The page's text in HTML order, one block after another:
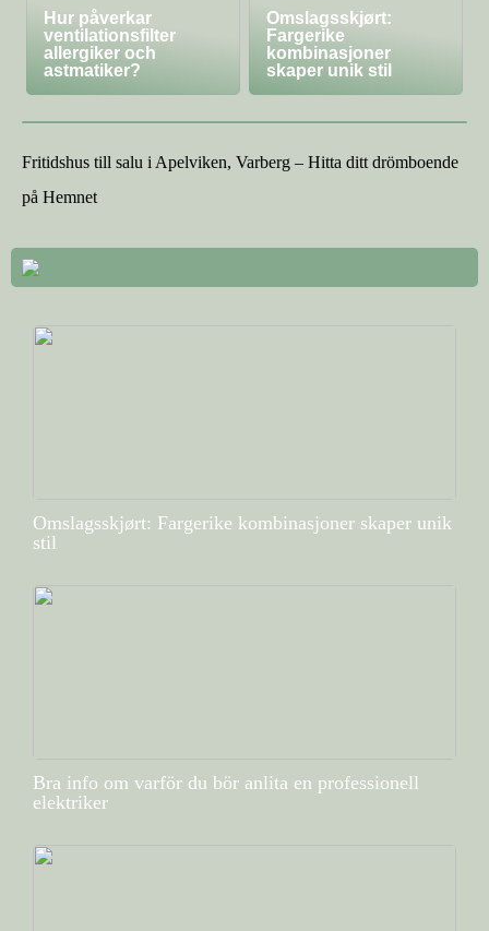
Hur påverkar
ventilationsfilter
allergiker och
astmatiker?
Omslagsskjørt:
Fargerike
kombinasjoner
skaper unik stil
Fritidshus till salu i Apelviken, Varberg – Hitta ditt drömboende
på Hemnet
Omslagsskjørt: Fargerike kombinasjoner skaper unik
stil
Bra info om varför du bör anlita en professionell
elektriker